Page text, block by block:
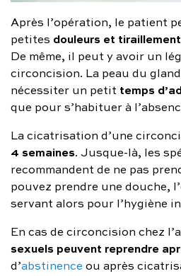
Après l’opération, le patient
petites douleurs et
De même, il peut y avoir un
circoncision. La peau du
nécessiter un petit temps
que pour s’habituer à
La cicatrisation d’une
4 semaines. Jusque-là, les
recommandent de ne pas
pouvez prendre une douche,
servant alors pour l’hygiène
En cas de circoncision chez
sexuels peuvent reprendre
d’abstinence ou après